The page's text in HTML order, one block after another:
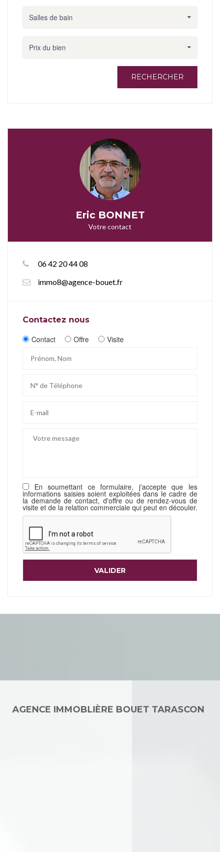
Salles de bain
Prix du bien
RECHERCHER
Eric BONNET
Votre contact
06 42 20 44 08
immo8@agence-bouet.fr
Contactez nous
Contact Offre Visite
En soumettant ce formulaire, j'accepte que les
informations saisies soient exploitées dans le cadre de
la demande de contact, d'offre ou de rendez-vous de
visite et de la relation commerciale qui peut en découler.
AGENCE IMMOBLIÈRE BOUET TARASCON